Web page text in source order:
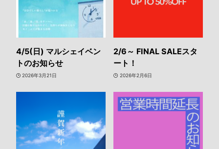
4/5(日) マルシェイベン
トのお知らせ
2026年3月21日
2/6～ FINAL SALEスタ
ート！
2026年2月6日